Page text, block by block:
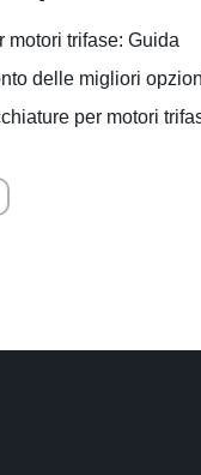
motori trifase: Guida
delle migliori
per motori